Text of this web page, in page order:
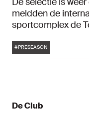
meldden de
sportcomplex de
stonden er enkele
programma voor
Tags
#PRESEASON
De Club